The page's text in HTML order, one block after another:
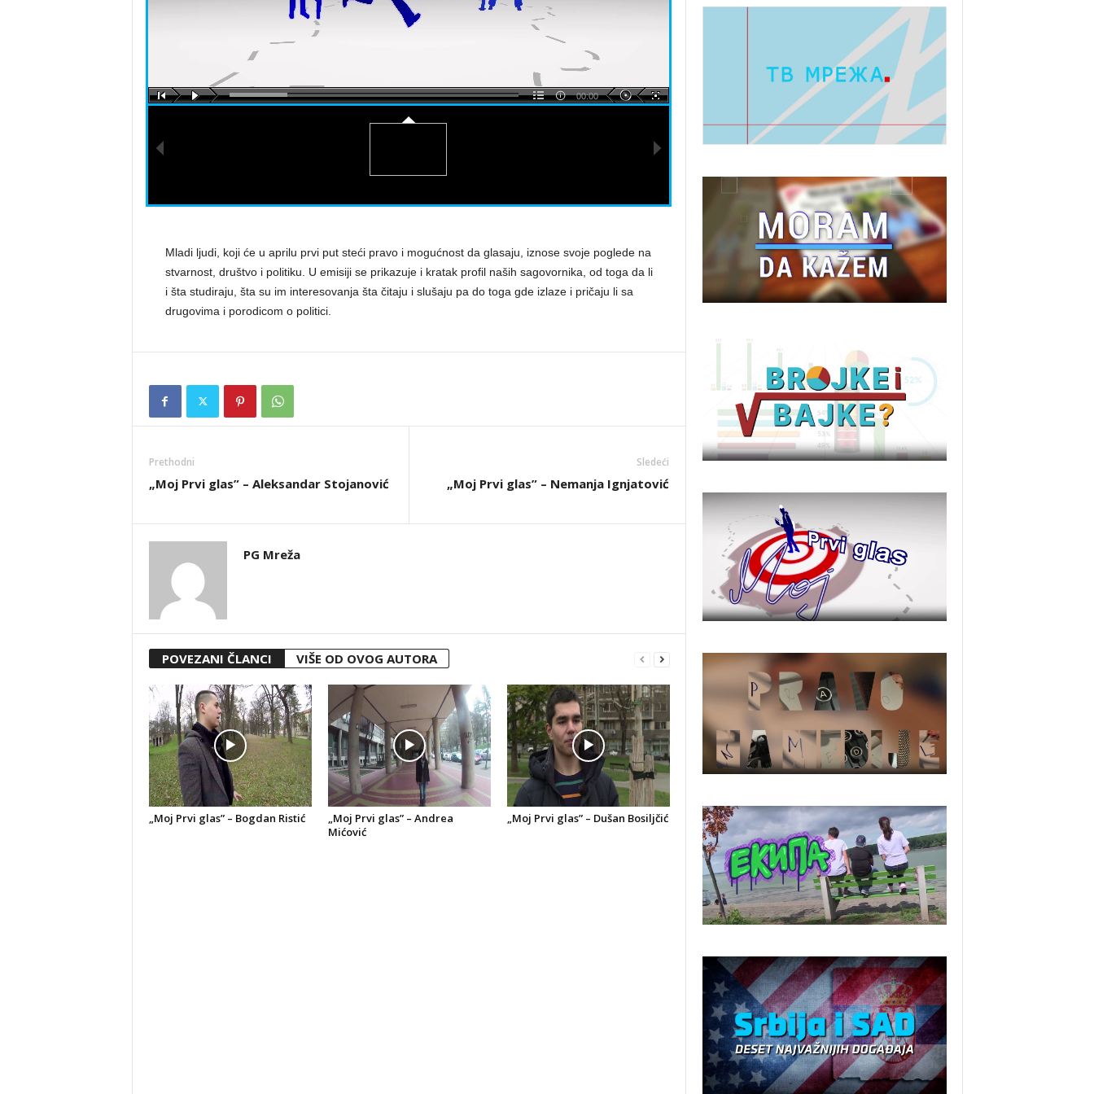
t
00:00
Mladi ljudi, koji će u aprilu prvi put steći pravo i mogućnost da glasaju, iznose svoje poglede na
stvarnost, društvo i politiku. U emisiji se prikazuje i kratak profil naših sagovornika, od toga da li
i šta studiraju, šta su im interesovanja šta čitaju i slušaju pa do toga gde izlaze i pričaju li sa
drugovima i porodicom o politici.
Prethodni
„Moj Prvi glas” – Aleksandar Stojanović
Sledeći
„Moj Prvi glas” – Nemanja Ignjatović
PG Mreža
POVEZANI ČLANCI VIŠE OD OVOG AUTORA
„Moj Prvi glas” – Bogdan Ristić
„Moj Prvi glas” – Andrea
Mićović
„Moj Prvi glas” – Dušan Bosiljčić